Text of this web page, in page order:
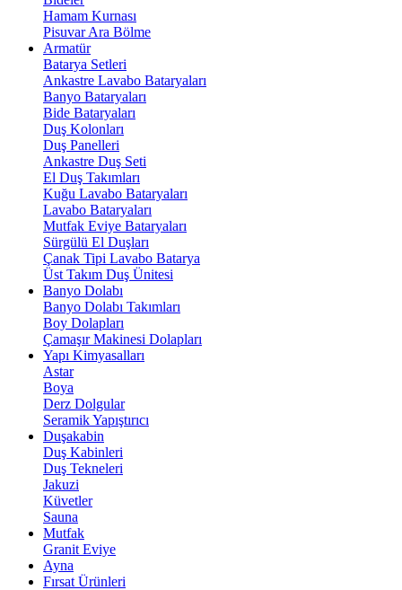
Hamam Kurnası
Pisuvar Ara Bölme
Armatür
Batarya Setleri
Ankastre Lavabo Bataryaları
Banyo Bataryaları
Bide Bataryaları
Duş Kolonları
Duş Panelleri
Ankastre Duş Seti
El Duş Takımları
Kuğu Lavabo Bataryaları
Lavabo Bataryaları
Mutfak Eviye Bataryaları
Sürgülü El Duşları
Çanak Tipi Lavabo Batarya
Üst Takım Duş Ünitesi
Banyo Dolabı
Banyo Dolabı Takımları
Boy Dolapları
Çamaşır Makinesi Dolapları
Yapı Kimyasalları
Astar
Boya
Derz Dolgular
Seramik Yapıştırıcı
Duşakabin
Duş Kabinleri
Duş Tekneleri
Jakuzi
Küvetler
Sauna
Mutfak
Granit Eviye
Ayna
Fırsat Ürünleri